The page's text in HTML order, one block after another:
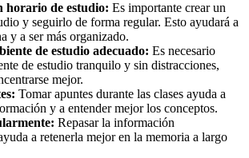
horario de estudio: Es importante crear un
y seguirlo de forma regular. Esto ayudará a
y a ser más organizado.
de estudio adecuado: Es necesario
de estudio tranquilo y sin distracciones,
mejor.
Tomar apuntes durante las clases ayuda a
y a entender mejor los conceptos.
Repasar la información
a retenerla mejor en la memoria a largo